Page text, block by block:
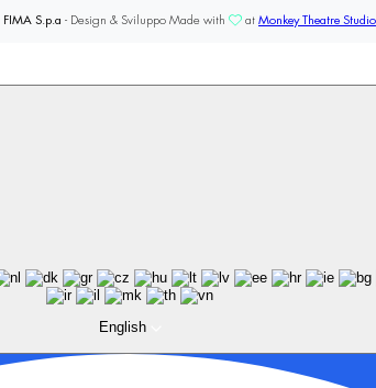
FIMA S.p.a - Design & Sviluppo Made with at Monkey Theatre Studio
English